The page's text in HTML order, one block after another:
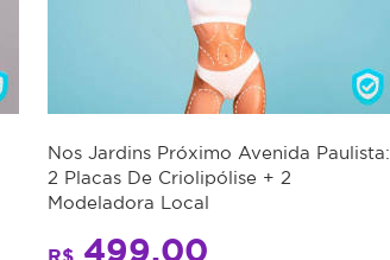
Nos Jardins Próximo Avenida Paulista:
2 Placas De Criolipólise + 2
Modeladora Local
R$ 499,00